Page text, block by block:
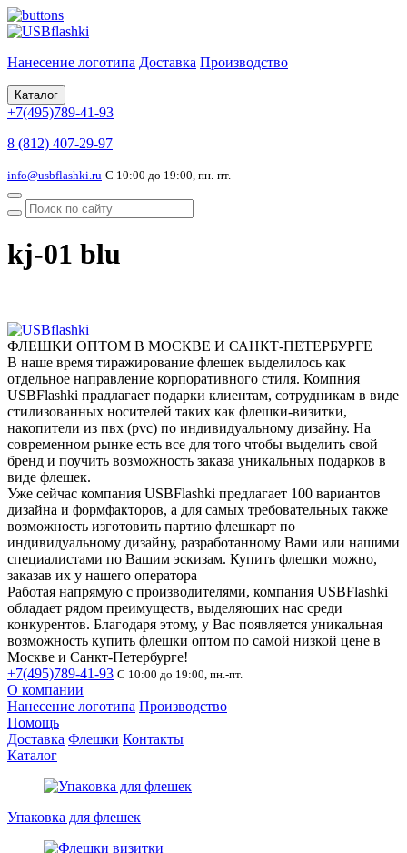
Нанесение логотипа Доставка Производство
Каталог
+7(495)789-41-93
8 (812) 407-29-97
info@usbflashki.ru С 10:00 до 19:00, пн.-пт.
kj-01 blu
ФЛЕШКИ ОПТОМ В МОСКВЕ И САНКТ-ПЕТЕРБУРГЕ
В наше время тиражирование флешек выделилось как
отдельное направление корпоративного стиля. Компния
USBFlashki прадлагает подарки клиентам, сотрудникам в виде
стилизованных носителей таких как флешки-визитки,
накопители из пвх (pvc) по индивидуальному дизайну. На
современном рынке есть все для того чтобы выделить свой
бренд и поучить возможность заказа уникальных подарков в
виде флешек.
Уже сейчас компания USBFlashki предлагает 100 вариантов
дизайна и формфакторов, а для самых требовательных также
возможность изготовить партию флешкарт по
индивидуальному дизайну, разработанному Вами или нашими
специалистами по Вашим эскизам. Купить флешки можно,
заказав их у нашего оператора
Работая напрямую с производителями, компания USBFlashki
обладает рядом преимуществ, выделяющих нас среди
конкурентов. Благодаря этому, у Вас появляется уникальная
возможность купить флешки оптом по самой низкой цене в
Москве и Санкт-Петербурге!
+7(495)789-41-93 С 10:00 до 19:00, пн.-пт.
О компании
Нанесение логотипа Производство
Помощь
Доставка Флешки Контакты
Каталог
Упаковка для флешек